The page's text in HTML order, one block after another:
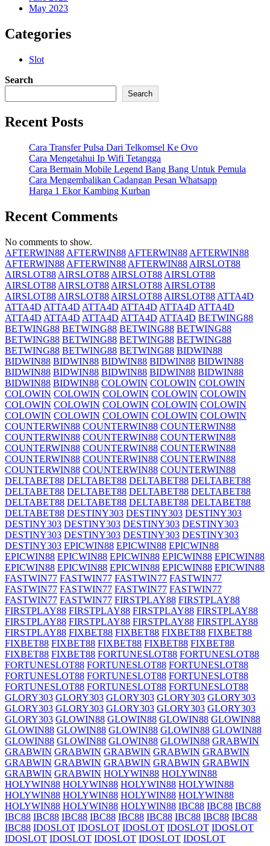
May 2023
Categories
Slot
Search
Search
Recent Posts
Cara Transfer Pulsa Dari Telkomsel Ke Ovo
Cara Mengetahui Ip Wifi Tetangga
Cara Bermain Mobile Legend Bang Bang Untuk Pemula
Cara Mengembalikan Cadangan Pesan Whatsapp
Harga 1 Ekor Kambing Kurban
Recent Comments
No comments to show.
AFTERWIN88 AFTERWIN88 AFTERWIN88 AFTERWIN88
AFTERWIN88 AFTERWIN88 AFTERWIN88 AIRSLOT88
AIRSLOT88 AIRSLOT88 AIRSLOT88 AIRSLOT88
AIRSLOT88 AIRSLOT88 AIRSLOT88 AIRSLOT88
AIRSLOT88 AIRSLOT88 AIRSLOT88 AIRSLOT88 ATTA4D
ATTA4D ATTA4D ATTA4D ATTA4D ATTA4D ATTA4D
ATTA4D ATTA4D ATTA4D ATTA4D ATTA4D BETWING88
BETWING88 BETWING88 BETWING88 BETWING88
BETWING88 BETWING88 BETWING88 BETWING88
BETWING88 BETWING88 BETWING88 BIDWIN88
BIDWIN88 BIDWIN88 BIDWIN88 BIDWIN88 BIDWIN88
BIDWIN88 BIDWIN88 BIDWIN88 BIDWIN88 BIDWIN88
BIDWIN88 BIDWIN88 COLOWIN COLOWIN COLOWIN
COLOWIN COLOWIN COLOWIN COLOWIN COLOWIN
COLOWIN COLOWIN COLOWIN COLOWIN COLOWIN
COLOWIN COLOWIN COLOWIN COLOWIN COLOWIN
COUNTERWIN88 COUNTERWIN88 COUNTERWIN88
COUNTERWIN88 COUNTERWIN88 COUNTERWIN88
COUNTERWIN88 COUNTERWIN88 COUNTERWIN88
COUNTERWIN88 COUNTERWIN88 COUNTERWIN88
COUNTERWIN88 COUNTERWIN88 COUNTERWIN88
DELTABET88 DELTABET88 DELTABET88 DELTABET88
DELTABET88 DELTABET88 DELTABET88 DELTABET88
DELTABET88 DELTABET88 DELTABET88 DELTABET88
DELTABET88 DESTINY303 DESTINY303 DESTINY303
DESTINY303 DESTINY303 DESTINY303 DESTINY303
DESTINY303 DESTINY303 DESTINY303 DESTINY303
DESTINY303 EPICWIN88 EPICWIN88 EPICWIN88
EPICWIN88 EPICWIN88 EPICWIN88 EPICWIN88 EPICWIN88
EPICWIN88 EPICWIN88 EPICWIN88 EPICWIN88 EPICWIN88
FASTWIN77 FASTWIN77 FASTWIN77 FASTWIN77
FASTWIN77 FASTWIN77 FASTWIN77 FASTWIN77
FASTWIN77 FASTWIN77 FIRSTPLAY88 FIRSTPLAY88
FIRSTPLAY88 FIRSTPLAY88 FIRSTPLAY88 FIRSTPLAY88
FIRSTPLAY88 FIRSTPLAY88 FIRSTPLAY88 FIRSTPLAY88
FIRSTPLAY88 FIXBET88 FIXBET88 FIXBET88 FIXBET88
FIXBET88 FIXBET88 FIXBET88 FIXBET88 FIXBET88
FIXBET88 FIXBET88 FORTUNESLOT88 FORTUNESLOT88
FORTUNESLOT88 FORTUNESLOT88 FORTUNESLOT88
FORTUNESLOT88 FORTUNESLOT88 FORTUNESLOT88
FORTUNESLOT88 FORTUNESLOT88 FORTUNESLOT88
GLORY303 GLORY303 GLORY303 GLORY303 GLORY303
GLORY303 GLORY303 GLORY303 GLORY303 GLORY303
GLORY303 GLOWIN88 GLOWIN88 GLOWIN88 GLOWIN88
GLOWIN88 GLOWIN88 GLOWIN88 GLOWIN88 GLOWIN88
GLOWIN88 GLOWIN88 GLOWIN88 GLOWIN88 GRABWIN
GRABWIN GRABWIN GRABWIN GRABWIN GRABWIN
GRABWIN GRABWIN GRABWIN GRABWIN GRABWIN
GRABWIN GRABWIN HOLYWIN88 HOLYWIN88
HOLYWIN88 HOLYWIN88 HOLYWIN88 HOLYWIN88
HOLYWIN88 HOLYWIN88 HOLYWIN88 HOLYWIN88
HOLYWIN88 HOLYWIN88 HOLYWIN88 IBC88 IBC88 IBC88
IBC88 IBC88 IBC88 IBC88 IBC88 IBC88 IBC88 IBC88 IBC88
IBC88 IDOSLOT IDOSLOT IDOSLOT IDOSLOT IDOSLOT
IDOSLOT IDOSLOT IDOSLOT IDOSLOT IDOSLOT